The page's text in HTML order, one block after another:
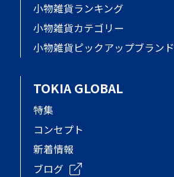
小物雑貨ランキング
小物雑貨カテゴリー
小物雑貨ピックアップブランド
TOKIA GLOBAL
特集
コンセプト
新着情報
ブログ